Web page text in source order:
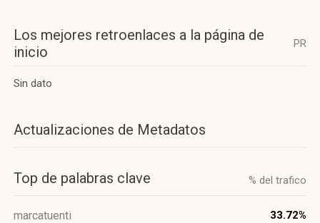
Los mejores retroenlaces a la página de
inicio
PR
Sin dato
Actualizaciones de Metadatos
Top de palabras clave % del trafico
marcatuenti 33.72%